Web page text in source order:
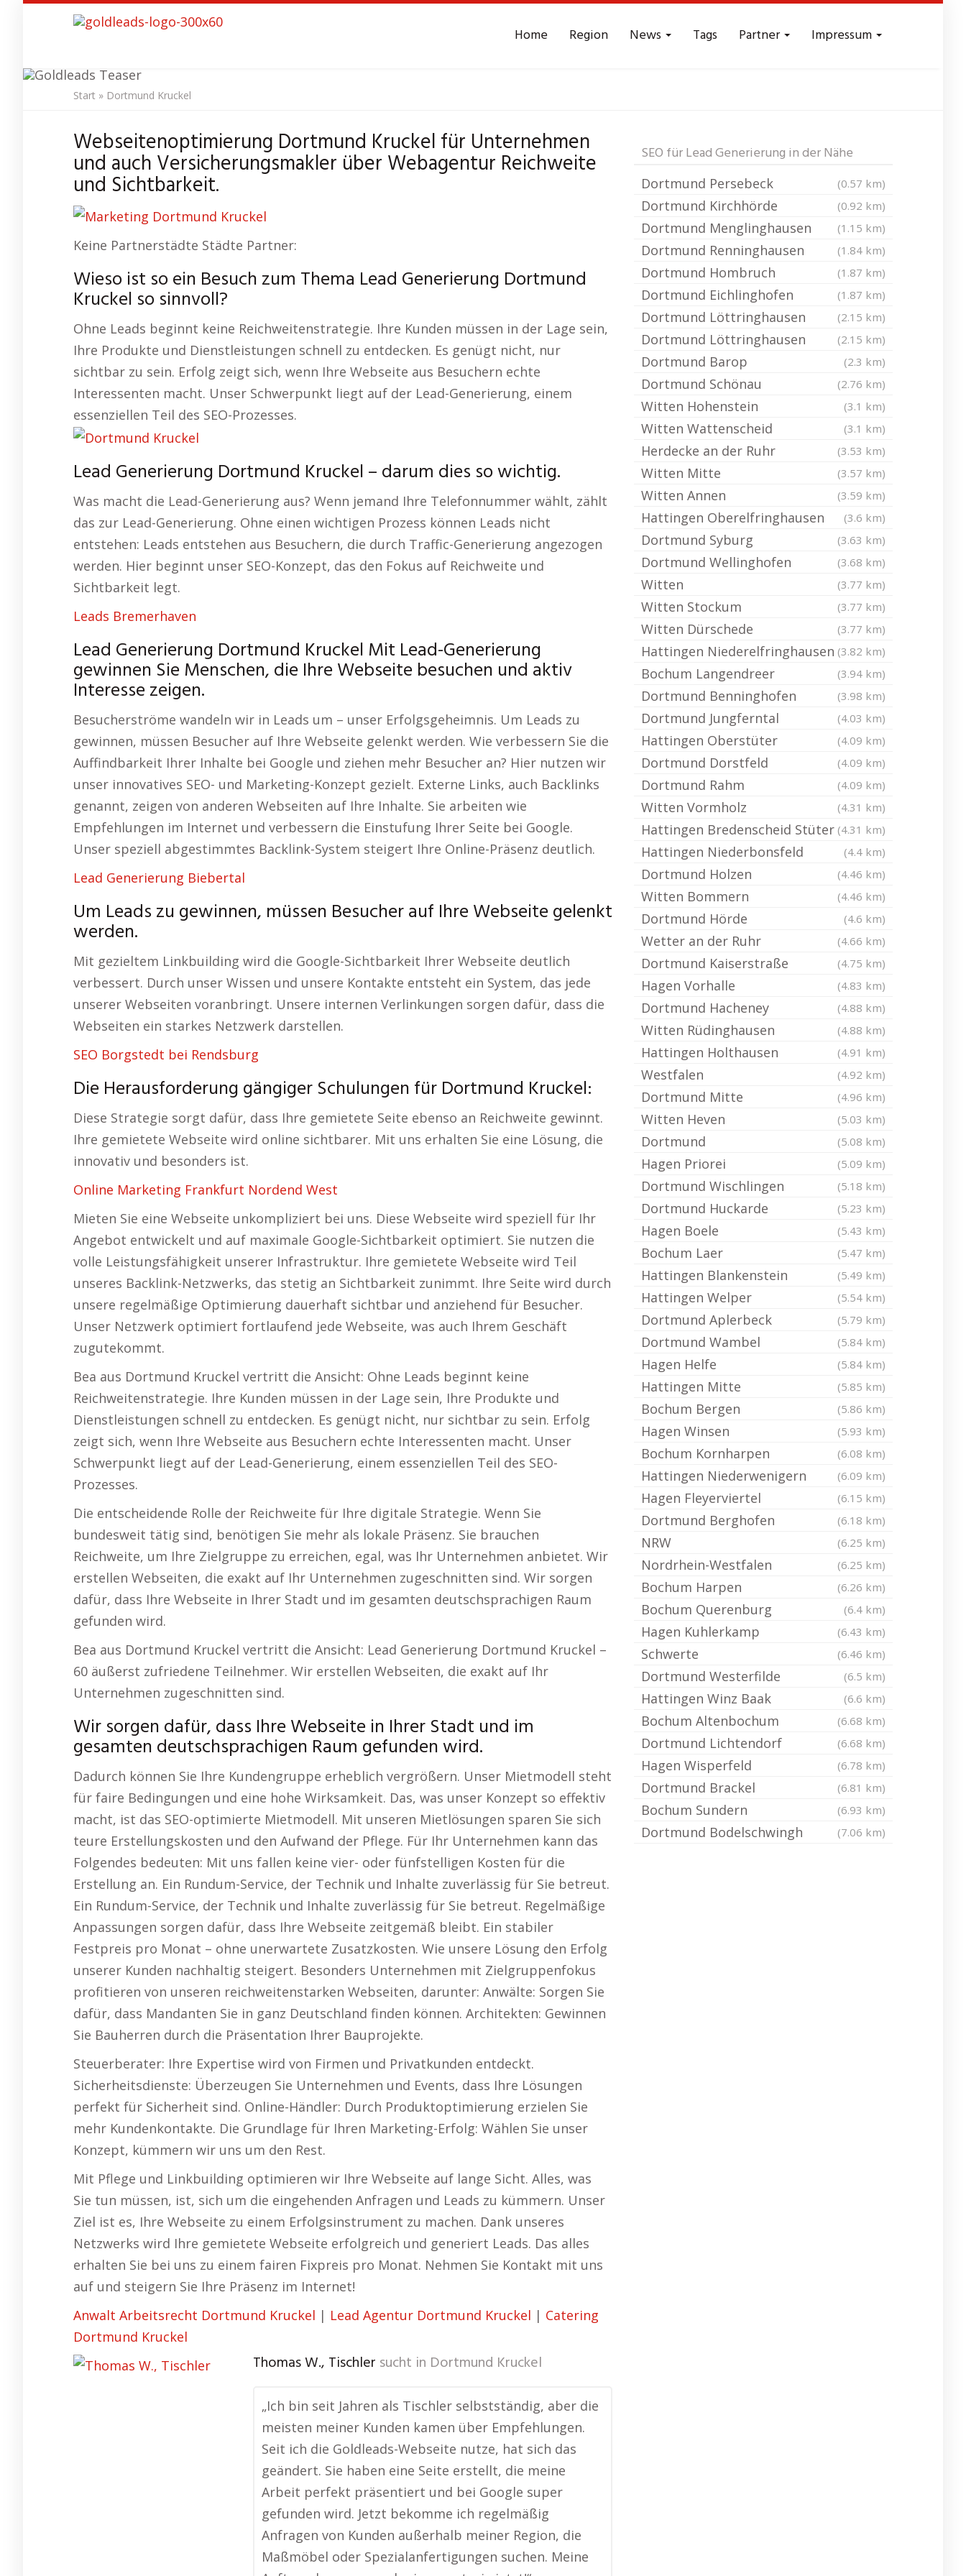
content
Home Region News Tags Partner Impressum
SEO Agentur Dortmund Kruckel
Start » Dortmund Kruckel
Webseitenoptimierung Dortmund Kruckel für Unternehmen
und auch Versicherungsmakler über Webagentur Reichweite
und Sichtbarkeit.
Keine Partnerstädte Städte Partner:
Wieso ist so ein Besuch zum Thema Lead Generierung Dortmund
Kruckel so sinnvoll?
Ohne Leads beginnt keine Reichweitenstrategie. Ihre Kunden müssen in der Lage sein,
Ihre Produkte und Dienstleistungen schnell zu entdecken. Es genügt nicht, nur
sichtbar zu sein. Erfolg zeigt sich, wenn Ihre Webseite aus Besuchern echte
Interessenten macht. Unser Schwerpunkt liegt auf der Lead-Generierung, einem
essenziellen Teil des SEO-Prozesses.
Lead Generierung Dortmund Kruckel – darum dies so wichtig.
Was macht die Lead-Generierung aus? Wenn jemand Ihre Telefonnummer wählt, zählt
das zur Lead-Generierung. Ohne einen wichtigen Prozess können Leads nicht
entstehen: Leads entstehen aus Besuchern, die durch Traffic-Generierung angezogen
werden. Hier beginnt unser SEO-Konzept, das den Fokus auf Reichweite und
Sichtbarkeit legt.
Leads Bremerhaven
Lead Generierung Dortmund Kruckel Mit Lead-Generierung
gewinnen Sie Menschen, die Ihre Webseite besuchen und aktiv
Interesse zeigen.
Besucherströme wandeln wir in Leads um – unser Erfolgsgeheimnis. Um Leads zu
gewinnen, müssen Besucher auf Ihre Webseite gelenkt werden. Wie verbessern Sie die
Auffindbarkeit Ihrer Inhalte bei Google und ziehen mehr Besucher an? Hier nutzen wir
unser innovatives SEO- und Marketing-Konzept gezielt. Externe Links, auch Backlinks
genannt, zeigen von anderen Webseiten auf Ihre Inhalte. Sie arbeiten wie
Empfehlungen im Internet und verbessern die Einstufung Ihrer Seite bei Google.
Unser speziell abgestimmtes Backlink-System steigert Ihre Online-Präsenz deutlich.
Lead Generierung Biebertal
Um Leads zu gewinnen, müssen Besucher auf Ihre Webseite gelenkt
werden.
Mit gezieltem Linkbuilding wird die Google-Sichtbarkeit Ihrer Webseite deutlich
verbessert. Durch unser Wissen und unsere Kontakte entsteht ein System, das jede
unserer Webseiten voranbringt. Unsere internen Verlinkungen sorgen dafür, dass die
Webseiten ein starkes Netzwerk darstellen.
SEO Borgstedt bei Rendsburg
Die Herausforderung gängiger Schulungen für Dortmund Kruckel:
Diese Strategie sorgt dafür, dass Ihre gemietete Seite ebenso an Reichweite gewinnt.
Ihre gemietete Webseite wird online sichtbarer. Mit uns erhalten Sie eine Lösung, die
innovativ und besonders ist.
Online Marketing Frankfurt Nordend West
Mieten Sie eine Webseite unkompliziert bei uns. Diese Webseite wird speziell für Ihr
Angebot entwickelt und auf maximale Google-Sichtbarkeit optimiert. Sie nutzen die
volle Leistungsfähigkeit unserer Infrastruktur. Ihre gemietete Webseite wird Teil
unseres Backlink-Netzwerks, das stetig an Sichtbarkeit zunimmt. Ihre Seite wird durch
unsere regelmäßige Optimierung dauerhaft sichtbar und anziehend für Besucher.
Unser Netzwerk optimiert fortlaufend jede Webseite, was auch Ihrem Geschäft
zugutekommt.
Bea aus Dortmund Kruckel vertritt die Ansicht: Ohne Leads beginnt keine
Reichweitenstrategie. Ihre Kunden müssen in der Lage sein, Ihre Produkte und
Dienstleistungen schnell zu entdecken. Es genügt nicht, nur sichtbar zu sein. Erfolg
zeigt sich, wenn Ihre Webseite aus Besuchern echte Interessenten macht. Unser
Schwerpunkt liegt auf der Lead-Generierung, einem essenziellen Teil des SEO-
Prozesses.
Die entscheidende Rolle der Reichweite für Ihre digitale Strategie. Wenn Sie
bundesweit tätig sind, benötigen Sie mehr als lokale Präsenz. Sie brauchen
Reichweite, um Ihre Zielgruppe zu erreichen, egal, was Ihr Unternehmen anbietet. Wir
erstellen Webseiten, die exakt auf Ihr Unternehmen zugeschnitten sind. Wir sorgen
dafür, dass Ihre Webseite in Ihrer Stadt und im gesamten deutschsprachigen Raum
gefunden wird.
Bea aus Dortmund Kruckel vertritt die Ansicht: Lead Generierung Dortmund Kruckel –
60 äußerst zufriedene Teilnehmer. Wir erstellen Webseiten, die exakt auf Ihr
Unternehmen zugeschnitten sind.
Wir sorgen dafür, dass Ihre Webseite in Ihrer Stadt und im
gesamten deutschsprachigen Raum gefunden wird.
Dadurch können Sie Ihre Kundengruppe erheblich vergrößern. Unser Mietmodell steht
für faire Bedingungen und eine hohe Wirksamkeit. Das, was unser Konzept so effektiv
macht, ist das SEO-optimierte Mietmodell. Mit unseren Mietlösungen sparen Sie sich
teure Erstellungskosten und den Aufwand der Pflege. Für Ihr Unternehmen kann das
Folgendes bedeuten: Mit uns fallen keine vier- oder fünfstelligen Kosten für die
Erstellung an. Ein Rundum-Service, der Technik und Inhalte zuverlässig für Sie betreut.
Ein Rundum-Service, der Technik und Inhalte zuverlässig für Sie betreut. Regelmäßige
Anpassungen sorgen dafür, dass Ihre Webseite zeitgemäß bleibt. Ein stabiler
Festpreis pro Monat – ohne unerwartete Zusatzkosten. Wie unsere Lösung den Erfolg
unserer Kunden nachhaltig steigert. Besonders Unternehmen mit Zielgruppenfokus
profitieren von unseren reichweitenstarken Webseiten, darunter: Anwälte: Sorgen Sie
dafür, dass Mandanten Sie in ganz Deutschland finden können. Architekten: Gewinnen
Sie Bauherren durch die Präsentation Ihrer Bauprojekte.
Steuerberater: Ihre Expertise wird von Firmen und Privatkunden entdeckt.
Sicherheitsdienste: Überzeugen Sie Unternehmen und Events, dass Ihre Lösungen
perfekt für Sicherheit sind. Online-Händler: Durch Produktoptimierung erzielen Sie
mehr Kundenkontakte. Die Grundlage für Ihren Marketing-Erfolg: Wählen Sie unser
Konzept, kümmern wir uns um den Rest.
Mit Pflege und Linkbuilding optimieren wir Ihre Webseite auf lange Sicht. Alles, was
Sie tun müssen, ist, sich um die eingehenden Anfragen und Leads zu kümmern. Unser
Ziel ist es, Ihre Webseite zu einem Erfolgsinstrument zu machen. Dank unseres
Netzwerks wird Ihre gemietete Webseite erfolgreich und generiert Leads. Das alles
erhalten Sie bei uns zu einem fairen Fixpreis pro Monat. Nehmen Sie Kontakt mit uns
auf und steigern Sie Ihre Präsenz im Internet!
Anwalt Arbeitsrecht Dortmund Kruckel | Lead Agentur Dortmund Kruckel | Catering
Dortmund Kruckel
Thomas W., Tischler sucht in Dortmund Kruckel
„Ich bin seit Jahren als Tischler selbstständig, aber die
meisten meiner Kunden kamen über Empfehlungen.
Seit ich die Goldleads-Webseite nutze, hat sich das
geändert. Sie haben eine Seite erstellt, die meine
Arbeit perfekt präsentiert und bei Google super
gefunden wird. Jetzt bekomme ich regelmäßig
Anfragen von Kunden außerhalb meiner Region, die
Maßmöbel oder Spezialanfertigungen suchen. Meine
SEO für Lead Generierung in der Nähe
Dortmund Persebeck (0.57 km)
Dortmund Kirchhörde (0.92 km)
Dortmund Menglinghausen (1.15 km)
Dortmund Renninghausen (1.84 km)
Dortmund Hombruch (1.87 km)
Dortmund Eichlinghofen (1.87 km)
Dortmund Löttringhausen (2.15 km)
Dortmund Löttringhausen (2.15 km)
Dortmund Barop (2.3 km)
Dortmund Schönau (2.76 km)
Witten Hohenstein (3.1 km)
Witten Wattenscheid (3.1 km)
Herdecke an der Ruhr (3.53 km)
Witten Mitte (3.57 km)
Witten Annen (3.59 km)
Hattingen Oberelfringhausen (3.6 km)
Dortmund Syburg (3.63 km)
Dortmund Wellinghofen (3.68 km)
Witten (3.77 km)
Witten Stockum (3.77 km)
Witten Dürschede (3.77 km)
Hattingen Niederelfringhausen (3.82 km)
Bochum Langendreer (3.94 km)
Dortmund Benninghofen (3.98 km)
Dortmund Jungferntal (4.03 km)
Hattingen Oberstüter (4.09 km)
Dortmund Dorstfeld (4.09 km)
Dortmund Rahm (4.09 km)
Witten Vormholz (4.31 km)
Hattingen Bredenscheid Stüter (4.31 km)
Hattingen Niederbonsfeld (4.4 km)
Dortmund Holzen (4.46 km)
Witten Bommern (4.46 km)
Dortmund Hörde (4.6 km)
Wetter an der Ruhr (4.66 km)
Dortmund Kaiserstraße (4.75 km)
Hagen Vorhalle (4.83 km)
Dortmund Hacheney (4.88 km)
Witten Rüdinghausen (4.88 km)
Hattingen Holthausen (4.91 km)
Westfalen (4.92 km)
Dortmund Mitte (4.96 km)
Witten Heven (5.03 km)
Dortmund (5.08 km)
Hagen Priorei (5.09 km)
Dortmund Wischlingen (5.18 km)
Dortmund Huckarde (5.23 km)
Hagen Boele (5.43 km)
Bochum Laer (5.47 km)
Hattingen Blankenstein (5.49 km)
Hattingen Welper (5.54 km)
Dortmund Aplerbeck (5.79 km)
Dortmund Wambel (5.84 km)
Hagen Helfe (5.84 km)
Hattingen Mitte (5.85 km)
Bochum Bergen (5.86 km)
Hagen Winsen (5.93 km)
Bochum Kornharpen (6.08 km)
Hattingen Niederwenigern (6.09 km)
Hagen Fleyerviertel (6.15 km)
Dortmund Berghofen (6.18 km)
NRW (6.25 km)
Nordrhein-Westfalen (6.25 km)
Bochum Harpen (6.26 km)
Bochum Querenburg (6.4 km)
Hagen Kuhlerkamp (6.43 km)
Schwerte (6.46 km)
Dortmund Westerfilde (6.5 km)
Hattingen Winz Baak (6.6 km)
Bochum Altenbochum (6.68 km)
Dortmund Lichtendorf (6.68 km)
Hagen Wisperfeld (6.78 km)
Dortmund Brackel (6.81 km)
Bochum Sundern (6.93 km)
Dortmund Bodelschwingh (7.06 km)